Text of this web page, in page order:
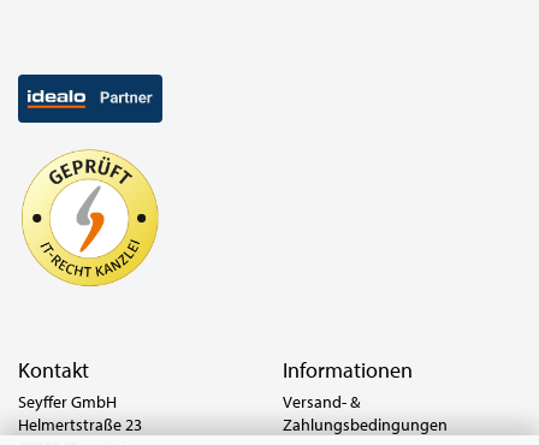
Kontakt
Seyffer GmbH
Helmertstraße 23
Informationen
Versand- &
Zahlungsbedingungen